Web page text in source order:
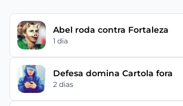
Abel roda contra Fortaleza
1 dia
Defesa domina Cartola fora
2 dias